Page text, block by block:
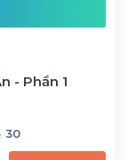
- Phần 1
30